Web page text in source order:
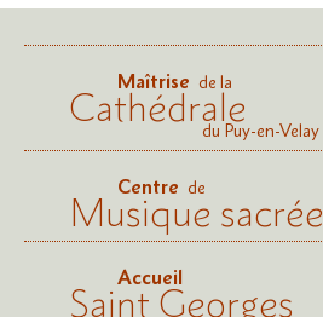
Maîtrise de la
Cathédraledu Puy-en-Velay
Centre de
Musique sacrée
Accueil
Saint Georges